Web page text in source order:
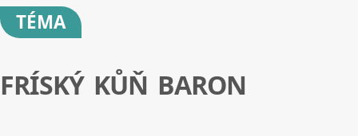
TÉMA
FRÍSKÝ KŮŇ BARON